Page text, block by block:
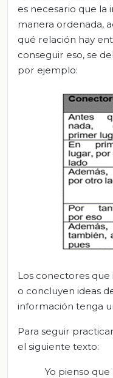
es necesario que la
manera ordenada,
qué relación hay
conseguir eso, se
por ejemplo:
Los conectores
o concluyen ideas
información tenga
Para seguir
el siguiente texto:
Yo pienso